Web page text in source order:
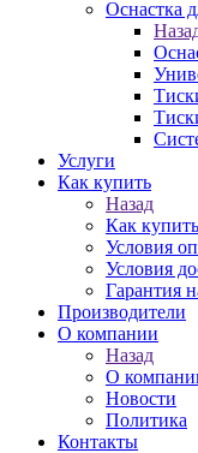
Оснастка
Услуги
Как купить
Назад
Как купить
Условия
Условия
Гарантия
Производители
О компании
Назад
О
Новости
Политика
Контакты